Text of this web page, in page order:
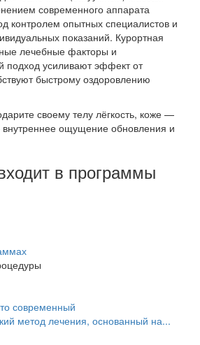
современного аппарата
контролем опытных специалистов и
показаний. Курортная
лечебные факторы и
подход усиливают эффект от
быстрому оздоровлению
своему телу лёгкость, коже —
внутреннее ощущение обновления и
в программы
современный
метод лечения, основанный на...